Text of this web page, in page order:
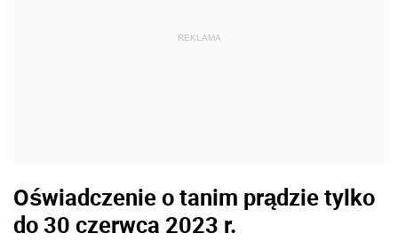
REKLAMA
Oświadczenie o tanim prądzie tylko
do 30 czerwca 2023 r.